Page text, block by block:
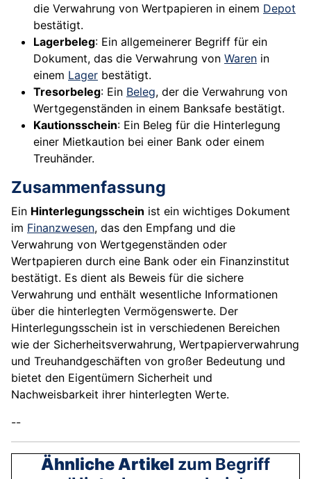
die Verwahrung von Wertpapieren in einem Depot
bestätigt.
Lagerbeleg: Ein allgemeinerer Begriff für ein
Dokument, das die Verwahrung von Waren in
einem Lager bestätigt.
Tresorbeleg: Ein Beleg, der die Verwahrung von
Wertgegenständen in einem Banksafe bestätigt.
Kautionsschein: Ein Beleg für die Hinterlegung
einer Mietkaution bei einer Bank oder einem
Treuhänder.
Zusammenfassung
Ein Hinterlegungsschein ist ein wichtiges Dokument
im Finanzwesen, das den Empfang und die
Verwahrung von Wertgegenständen oder
Wertpapieren durch eine Bank oder ein Finanzinstitut
bestätigt. Es dient als Beweis für die sichere
Verwahrung und enthält wesentliche Informationen
über die hinterlegten Vermögenswerte. Der
Hinterlegungsschein ist in verschiedenen Bereichen
wie der Sicherheitsverwahrung, Wertpapierverwahrung
und Treuhandgeschäften von großer Bedeutung und
bietet den Eigentümern Sicherheit und
Nachweisbarkeit ihrer hinterlegten Werte.
--
Ähnliche Artikel zum Begriff